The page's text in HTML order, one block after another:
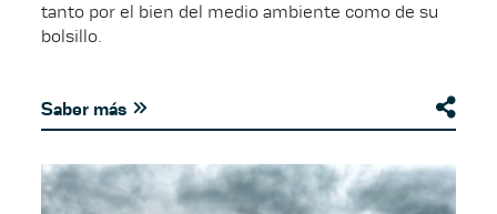
tanto por el bien del medio ambiente como de su
bolsillo.
Saber más